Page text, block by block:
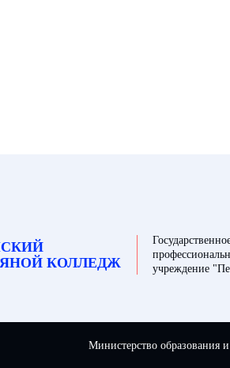
КОЛЛЕДЖ
учреждение
Министерство образования